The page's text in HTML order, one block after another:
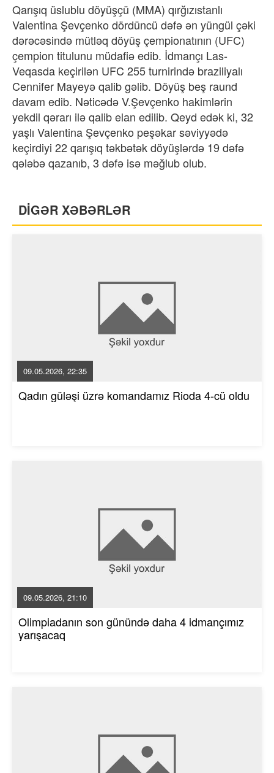
Qarışıq üslublu döyüşçü (MMA) qırğızıstanlı
Valentina Şevçenko dördüncü dəfə ən yüngül çəki
dərəcəsində mütləq döyüş çempionatının (UFC)
çempion titulunu müdafiə edib. İdmançı Las-
Veqasda keçirilən UFC 255 turnirində braziliyalı
Cennifer Mayeyə qalib gəlib. Döyüş beş raund
davam edib. Nəticədə V.Şevçenko hakimlərin
yekdil qərarı ilə qalib elan edilib. Qeyd edək ki, 32
yaşlı Valentina Şevçenko peşəkar səviyyədə
keçirdiyi 22 qarışıq təkbətək döyüşlərdə 19 dəfə
qələbə qazanıb, 3 dəfə isə məğlub olub.
DİGƏR XƏBƏRLƏR
09.05.2026, 22:35
Qadın güləşi üzrə komandamız Rioda 4-cü oldu
09.05.2026, 21:10
Olimpiadanın son günündə daha 4 idmançımız
yarışacaq